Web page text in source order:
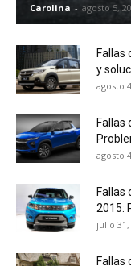
Carolina - agosto 5,
Fallas
y
agosto
Fallas
agosto
Fallas
2015:
julio 31,
Fallas